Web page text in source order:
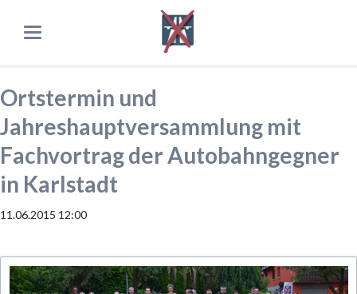
Ortstermin und
Jahreshauptversammlung mit
Fachvortrag der Autobahngegner
in Karlstadt
11.06.2015 12:00